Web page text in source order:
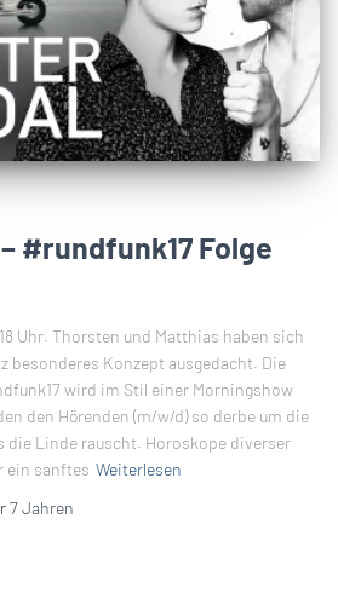
#rundfunk17 Folge
Uhr. Thorsten und Matthias haben sich
besonderes Konzept ausgedacht. Die
wird im Stil einer Morningshow
den Hörenden (m/w/d) so derbe um die
die Linde rauscht. Horoskope diverser
ein sanftes Weiterlesen
7 Jahren